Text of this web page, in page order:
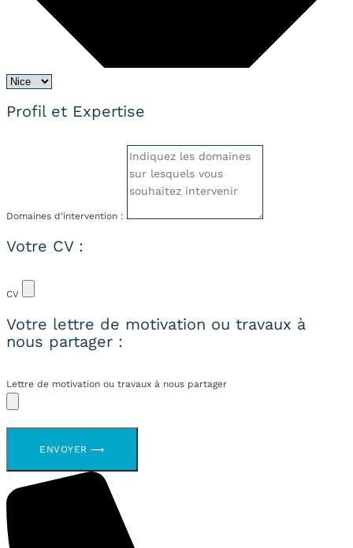
Profil et Expertise
Domaines d'intervention :
Votre CV :
CV
Votre lettre de motivation ou travaux à
nous partager :
Lettre de motivation ou travaux à nous partager
ENVOYER ⟶